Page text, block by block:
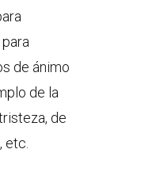
de ánimo
de la
de
etc.